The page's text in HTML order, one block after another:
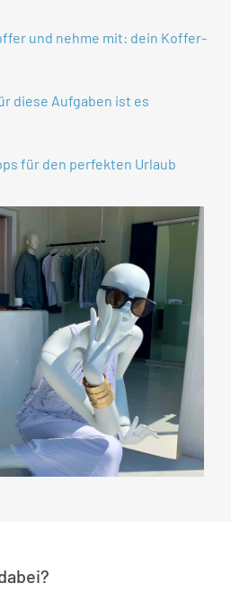
und nehme mit: dein Koffer-
diese Aufgaben ist es
für den perfekten Urlaub